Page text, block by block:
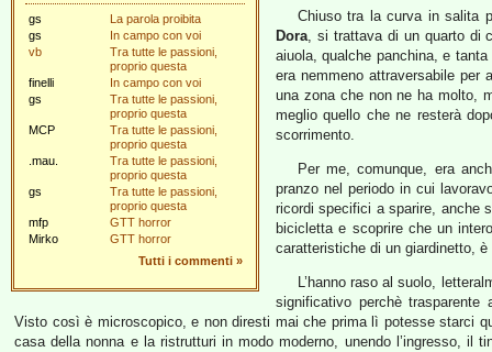
gs
La parola proibita
gs
In campo con voi
vb
Tra tutte le passioni,
proprio questa
finelli
In campo con voi
gs
Tra tutte le passioni,
proprio questa
MCP
Tra tutte le passioni,
proprio questa
.mau.
Tra tutte le passioni,
proprio questa
gs
Tra tutte le passioni,
proprio questa
mfp
GTT horror
Mirko
GTT horror
Tutti i commenti »
Chiuso tra la curva in salita
Dora, si trattava di un quarto di
aiuola, qualche panchina, e
era nemmeno attraversabile per
una zona che non ne ha molto,
meglio quello che ne resterà
scorrimento.
Per me, comunque, era
pranzo nel periodo in cui
ricordi specifici a sparire, anche
bicicletta e scoprire che un
caratteristiche di un giardinetto,
L’hanno raso al suolo,
significativo perchè trasparente
Visto così è microscopico, e non diresti mai che prima lì potesse starci
casa della nonna e la ristrutturi in modo moderno, unendo l’ingresso,